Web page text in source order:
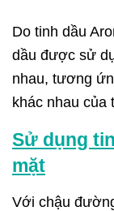
Do tinh dầu
dầu được sử
nhau, tương
khác nhau của
Sử dụng
mặt
Với chậu